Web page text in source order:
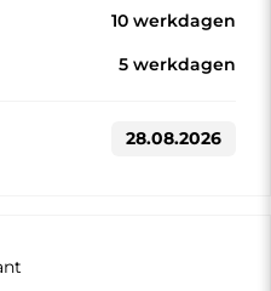
10 werkdagen
5 werkdagen
28.08.2026